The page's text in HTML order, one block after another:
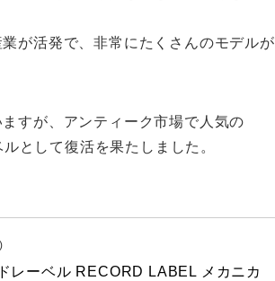
が活発で、非常にたくさんのモデルが
すが、アンティーク市場で人気の
として復活を果たしました。
レーベル RECORD LABEL メカニカ